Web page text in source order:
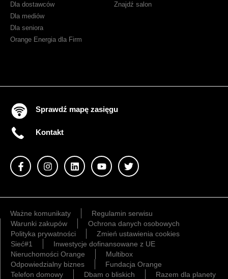
Dla dostawców
Dla mediów
Dla seniora
Orange Energia dla Firm
Znajdź salon
Sprawdź mapę zasięgu
Kontakt
Ważne komunikaty
Regulamin serwisu
Warunki zakupów
Ochrona danych osobowych
Polityka prywatności
Zmień ustawienia cookies
Sieć#1
Inwestycje dofinansowane z UE
Nieruchomości Orange
Multibox
Odpowiedzialny biznes
Fundacja Orange
Telefon domowy
Dbam o bliskich Razem dla planety